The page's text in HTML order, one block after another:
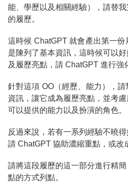
能、學歷以及相關經驗），請替
的履歷。
這時候 ChatGPT 就會產出第一
是陳列了基本資訊，這時候可以
及履歷亮點，請 ChatGPT 進行強
針對這項 OO（經歷、能力），
資訊，讓它成為履歷亮點，並考
可以提供的能力以及扮演的角色。
反過來說，若有一系列經驗不曉
請 ChatGPT 協助濃縮重點，或改
請將這段履歷的這一部分進行精
點的方式列點。